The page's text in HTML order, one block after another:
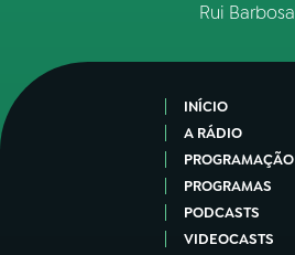
Rui Barbosa
INÍCIO
A RÁDIO
PROGRAMAÇÃO
PROGRAMAS
PODCASTS
VIDEOCASTS